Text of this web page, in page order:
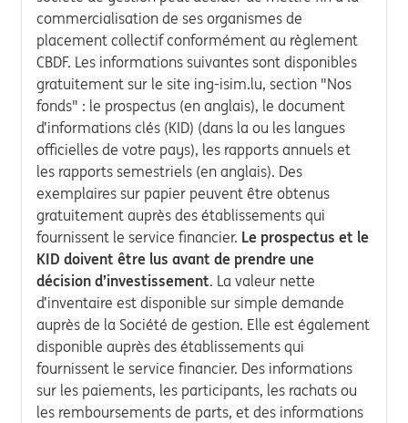
commercialisation de ses organismes de
placement collectif conformément au règlement
CBDF. Les informations suivantes sont disponibles
gratuitement sur le site ing-isim.lu, section "Nos
fonds" : le prospectus (en anglais), le document
d’informations clés (KID) (dans la ou les langues
officielles de votre pays), les rapports annuels et
les rapports semestriels (en anglais). Des
exemplaires sur papier peuvent être obtenus
gratuitement auprès des établissements qui
fournissent le service financier. Le prospectus et le
KID doivent être lus avant de prendre une
décision d’investissement. La valeur nette
d’inventaire est disponible sur simple demande
auprès de la Société de gestion. Elle est également
disponible auprès des établissements qui
fournissent le service financier. Des informations
sur les paiements, les participants, les rachats ou
les remboursements de parts, et des informations